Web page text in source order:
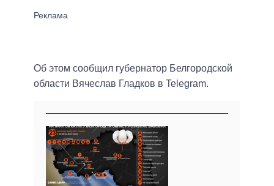
Об этом сообщил губернатор Белгородской
области Вячеслав Гладков в Telegram.